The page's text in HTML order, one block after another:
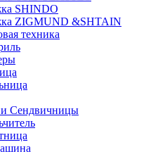
SHINDO
ZIGMUND &SHTAIN
техника
Сендвичницы